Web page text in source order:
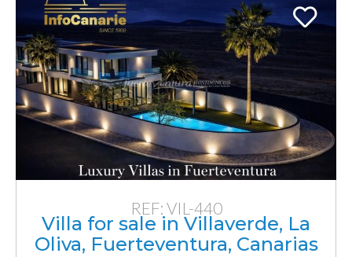
REF: VIL-440
Villa for sale in Villaverde, La
Oliva, Fuerteventura, Canarias